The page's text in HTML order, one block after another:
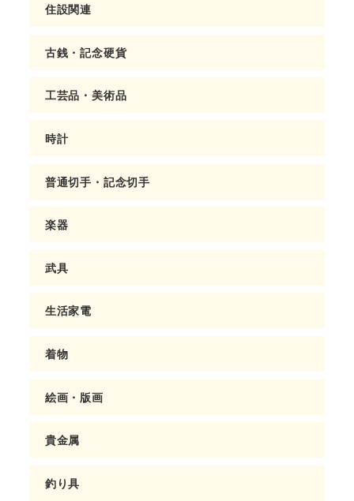
住設関連
古銭・記念硬貨
工芸品・美術品
時計
普通切手・記念切手
楽器
武具
生活家電
着物
絵画・版画
貴金属
釣り具